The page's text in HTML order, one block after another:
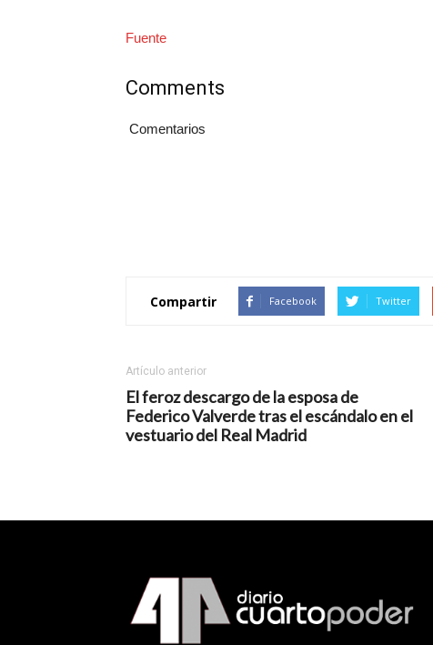
Fuente
Comments
Comentarios
Compartir Facebook Twitter
Artículo anterior
El feroz descargo de la esposa de
Federico Valverde tras el escándalo en el
vestuario del Real Madrid